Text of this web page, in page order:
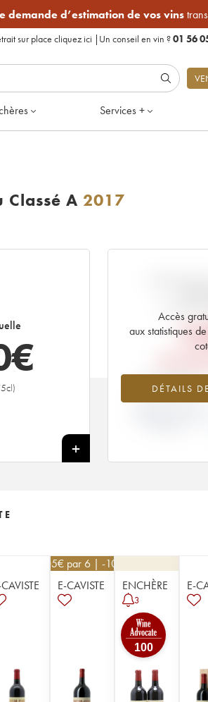
demande d’estimation de vos vins
sur place cliquez ici | Un conseil en vin ?01 56
Services +
Classé A 2017
€
+
Accès
aux statistiques
DÉTAILS
-10.57%
405€ par 6 | -10%
E-CAVISTE
ENCHÈRE
3
100
E-